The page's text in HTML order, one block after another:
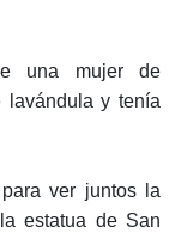
una mujer de
lavándula y tenía
ver juntos la
estatua de San